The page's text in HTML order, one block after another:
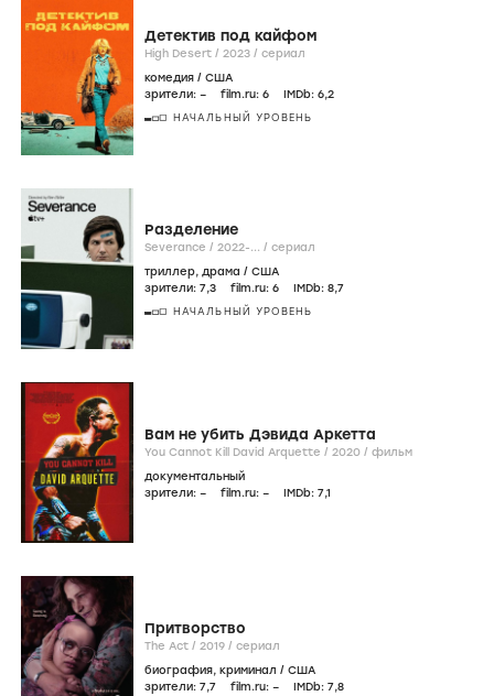
Детектив под кайфом
High Desert / 2023 / сериал
комедия / США
зрители: – film.ru: 6 IMDb: 6,2
НАЧАЛЬНЫЙ УРОВЕНЬ
Разделение
Severance / 2022-... / сериал
триллер, драма / США
зрители: 7,3 film.ru: 6 IMDb: 8,7
НАЧАЛЬНЫЙ УРОВЕНЬ
Вам не убить Дэвида Аркетта
You Cannot Kill David Arquette / 2020 / фильм
документальный
зрители: – film.ru: – IMDb: 7,1
Притворство
The Act / 2019 / сериал
биография, криминал / США
зрители: 7,7 film.ru: – IMDb: 7,8